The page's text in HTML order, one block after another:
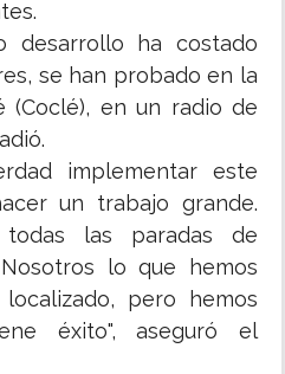
desarrollo ha costado
se han probado en la
(Coclé), en un radio de
implementar este
un trabajo grande.
las paradas de
lo que hemos
pero hemos
éxito", aseguró el